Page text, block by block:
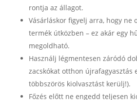
rontja az állagot.
Vásárláskor figyelj arra, hogy ne
termék útközben – ez akár egy
megoldható.
Használj légmentesen záródó
zacskókat otthon újrafagyasztás
többszörös kiolvasztást kerülj!).
Főzés előtt ne engedd teljesen